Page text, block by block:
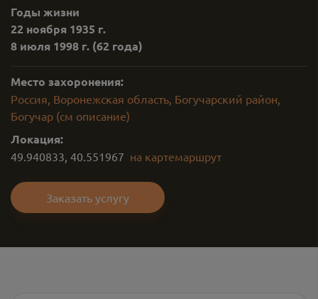
Годы жизни
22 ноября 1935 г.
8 июля 1998 г. (62 года)
Место захоронения:
Россия, Воронежская область, Богучарский район,
Богучар (см описание)
Локация:
49.940833, 40.551967 на картемаршрут
Заказать услугу